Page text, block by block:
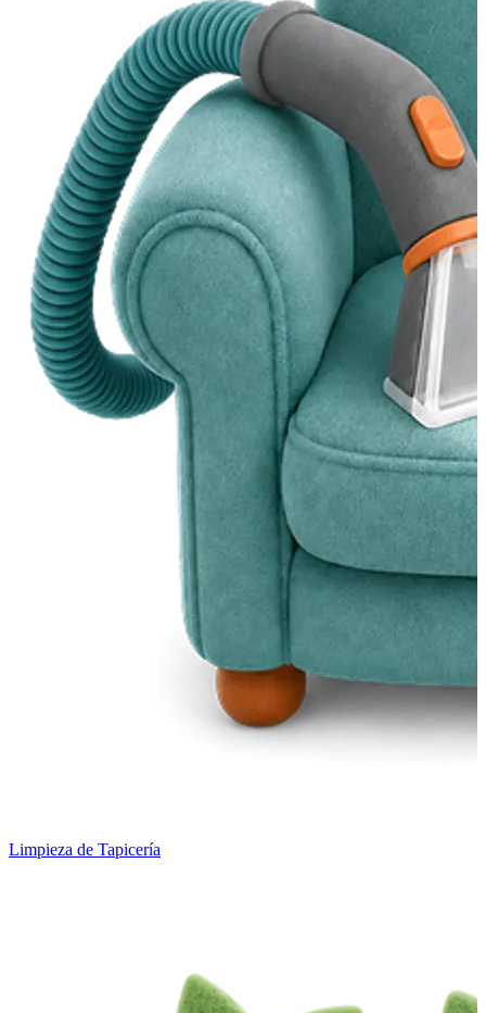
Limpieza de Tapicería